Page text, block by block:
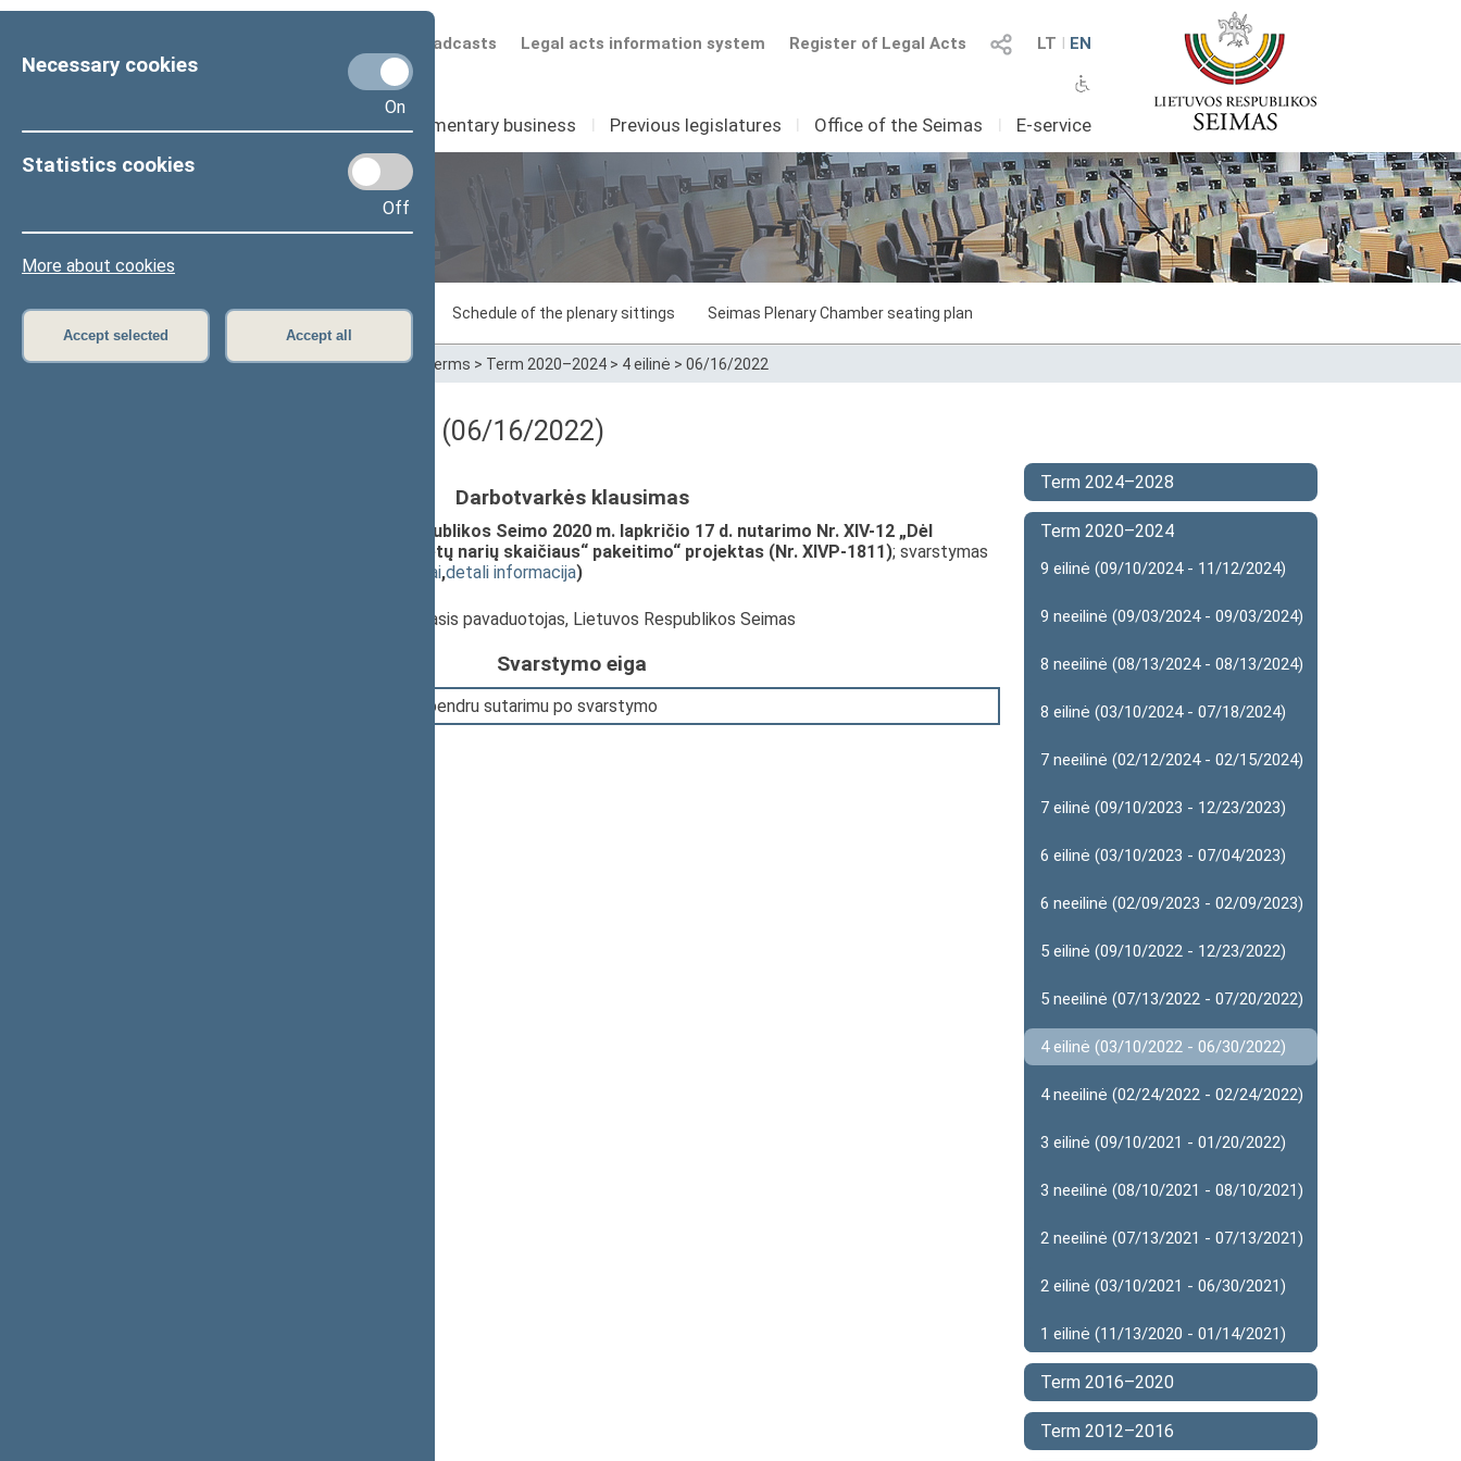
Necessary cookies
On
Statistics cookies
Off
More about cookies
Accept selected Accept all
LT I EN
Register of Legal Acts
Legal acts information system
Scheduled broadcasts
Seimas I Parliamentary business I Previous legislatures I Office of the Seimas I E-service
Sitting in progress Plenary sittings Schedule of the plenary sittings Seimas Plenary Chamber seating plan
Home>Plenary sittings>Parliamentary terms > Term 2020–2024 > 4 eilinė > 06/16/2022
Darbotvarkės klausimas (06/16/2022)
Darbotvarkės klausimas
Seimo nutarimo „Dėl Lietuvos Respublikos Seimo 2020 m. lapkričio 17 d. nutarimo Nr. XIV-12 „Dėl
Lietuvos Respublikos Seimo komitetų narių skaičiaus“ pakeitimo“ projektas (Nr. XIVP-1811); svarstymas
susiję dokumentai,detali informacija)
, Seimo Pirmininko pirmasis pavaduotojas, Lietuvos Respublikos Seimas
Svarstymo eiga
Įvyko balsavimas. Pritarta bendru sutarimu po svarstymo
Term 2024–2028
Term 2020–2024
9 eilinė (09/10/2024 - 11/12/2024)
9 neeilinė (09/03/2024 - 09/03/2024)
8 neeilinė (08/13/2024 - 08/13/2024)
8 eilinė (03/10/2024 - 07/18/2024)
7 neeilinė (02/12/2024 - 02/15/2024)
7 eilinė (09/10/2023 - 12/23/2023)
6 eilinė (03/10/2023 - 07/04/2023)
6 neeilinė (02/09/2023 - 02/09/2023)
5 eilinė (09/10/2022 - 12/23/2022)
5 neeilinė (07/13/2022 - 07/20/2022)
4 eilinė (03/10/2022 - 06/30/2022)
4 neeilinė (02/24/2022 - 02/24/2022)
3 eilinė (09/10/2021 - 01/20/2022)
3 neeilinė (08/10/2021 - 08/10/2021)
2 neeilinė (07/13/2021 - 07/13/2021)
2 eilinė (03/10/2021 - 06/30/2021)
1 eilinė (11/13/2020 - 01/14/2021)
Term 2016–2020
Term 2012–2016